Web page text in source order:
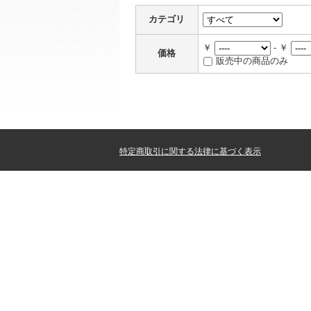
カテゴリ
価格
￥
- ￥
販売中の商品のみ
特定商取引に関する法律に基づく表示